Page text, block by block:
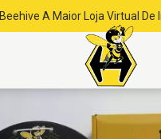
Beehive A Maior Loja Virtual De